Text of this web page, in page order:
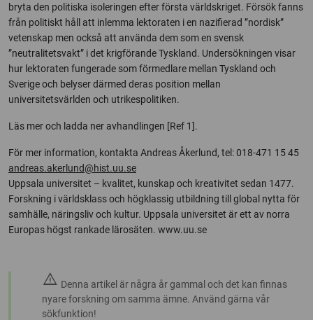
bryta den politiska isoleringen efter första världskriget. Försök fanns
från politiskt håll att inlemma lektoraten i en nazifierad ”nordisk”
vetenskap men också att använda dem som en svensk
”neutralitetsvakt” i det krigförande Tyskland. Undersökningen visar
hur lektoraten fungerade som förmedlare mellan Tyskland och
Sverige och belyser därmed deras position mellan
universitetsvärlden och utrikespolitiken.
Läs mer och ladda ner avhandlingen [Ref 1].
För mer information, kontakta Andreas Åkerlund, tel: 018-471 15 45
andreas.akerlund@hist.uu.se
Uppsala universitet – kvalitet, kunskap och kreativitet sedan 1477.
Forskning i världsklass och högklassig utbildning till global nytta för
samhälle, näringsliv och kultur. Uppsala universitet är ett av norra
Europas högst rankade lärosäten. www.uu.se
warning Denna artikel är några år gammal och det kan finnas
nyare forskning om samma ämne. Använd gärna vår
sökfunktion!